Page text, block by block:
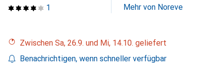
1 Mehr von Noreve
Zwischen Sa, 26.9. und Mi, 14.10. geliefert
Benachrichtigen, wenn schneller verfügbar